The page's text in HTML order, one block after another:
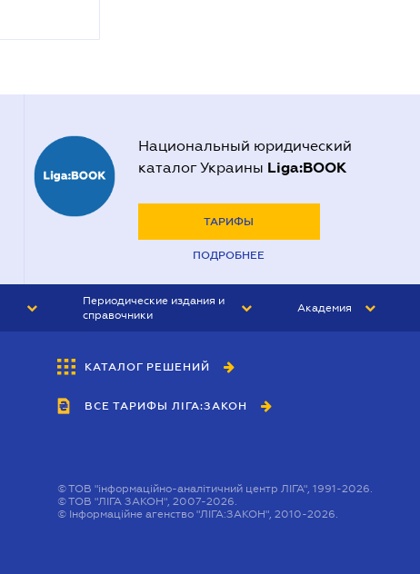
Национальный юридический
каталог Украины Liga:BOOK
ТАРИФЫ
ПОДРОБНЕЕ
Периодические издания и
справочники
БУХГАЛТЕР&ЗАКОН
ВЕСТНИК МСФО
Академия
КАТАЛОГ РЕШЕНИЙ
ВСЕ ТАРИФЫ ЛІГА:ЗАКОН
©ТОВ "інформаційно-аналітичний центр ЛІГА", 1991-2026.
©ТОВ "ЛІГА ЗАКОН", 2007-2026.
© Інформаційне агенство "ЛІГА:ЗАКОН", 2010-2026.